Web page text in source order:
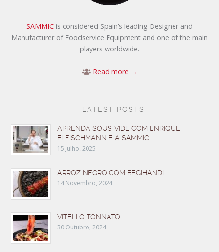
SAMMIC is considered Spain’s leading Designer and
Manufacturer of Foodservice Equipment and one of the main
players worldwide.
Read more →
LATEST POSTS
APRENDA SOUS-VIDE COM ENRIQUE
FLEISCHMANN E A SAMMIC
15 Julho, 2025
ARROZ NEGRO COM BEGIHANDI
14 Novembro, 2024
VITELLO TONNATO
30 Outubro, 2024